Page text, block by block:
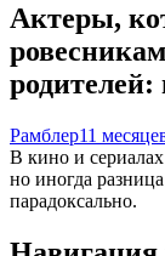
Актеры,
родителей:
Рамблер11
В кино и сериалах
но иногда
парадоксально.